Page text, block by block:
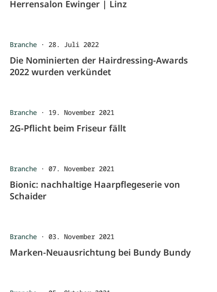
Herrensalon Ewinger | Linz
Branche · 28. Juli 2022
Die Nominierten der Hairdressing-Awards
2022 wurden verkündet
Branche · 19. November 2021
2G-Pflicht beim Friseur fällt
Branche · 07. November 2021
Bionic: nachhaltige Haarpflegeserie von
Schaider
Branche · 03. November 2021
Marken-Neuausrichtung bei Bundy Bundy